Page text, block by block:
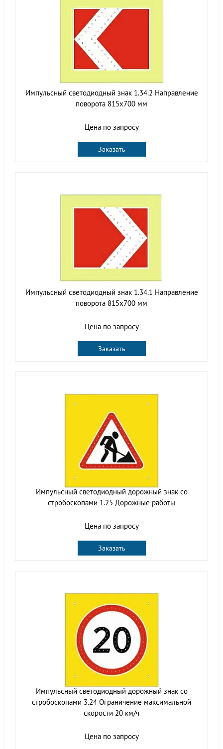
Импульсный светодиодный знак 1.34.2 Направление
поворота 815x700 мм
Цена по запросу
Заказать
Импульсный светодиодный знак 1.34.1 Направление
поворота 815x700 мм
Цена по запросу
Заказать
Импульсный cветодиодный дорожный знак со
стробоскопами 1.25 Дорожные работы
Цена по запросу
Заказать
Импульсный cветодиодный дорожный знак со
стробоскопами 3.24 Ограничение максимальной
скорости 20 км/ч
Цена по запросу